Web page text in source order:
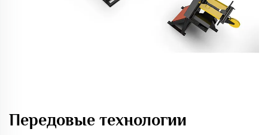
Передовые технологии